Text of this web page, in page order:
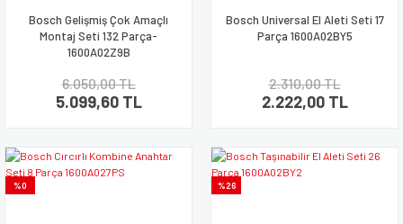
Bosch Gelişmiş Çok Amaçlı
Montaj Seti 132 Parça-
1600A02Z9B
6.050,00 TL
5.099,60 TL
Bosch Universal El Aleti Seti 17
Parça 1600A02BY5
2.310,00 TL
2.222,00 TL
%0 %26